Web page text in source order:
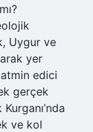
Uygur ve
yer
edici
gerçek
ve kol